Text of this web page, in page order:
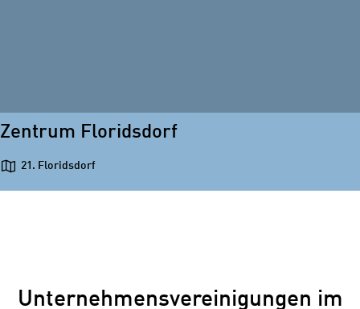
Zentrum Floridsdorf
21. Floridsdorf
Unternehmensvereinigungen im